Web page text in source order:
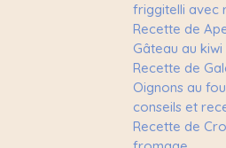
friggitelli avec
Recette de
Gâteau au
Recette de
Oignons au
conseils et
Recette de